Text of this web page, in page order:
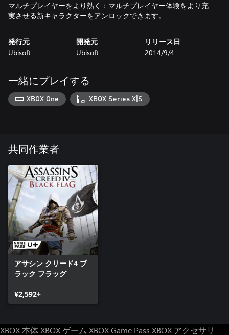
マルチプレイヤーをより熱く：マルチプレイヤー体験をより充
実させる新キャラクターをアンロックできます。
発行元
Ubisoft
開発元
Ubisoft
リリース日
2014/9/4
一緒にプレイする
XBOX One XBOX Series X|S
共同作業者
アサシン クリード4 ブ
ラック フラッグ
¥2,592+
XBOX 本体XBOX ゲーム XBOX Game Pass XBOX アクセサリ